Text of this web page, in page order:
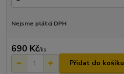
Nejsme plátci DPH
690 Kč/ks
Přidat do košíku